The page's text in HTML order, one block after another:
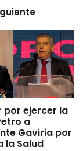
por ejercer la
a
Gaviria por
la Salud